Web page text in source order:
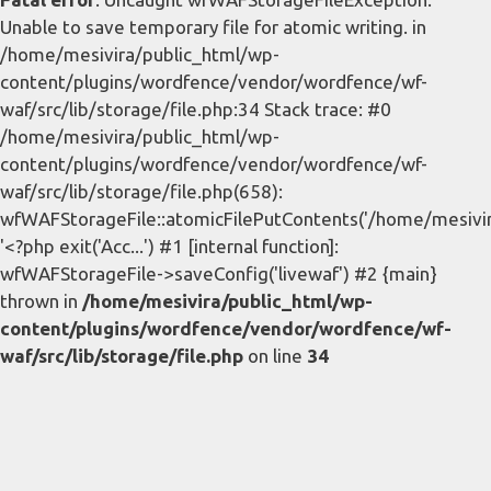
Unable to save temporary file for atomic writing. in
/home/mesivira/public_html/wp-
content/plugins/wordfence/vendor/wordfence/wf-
waf/src/lib/storage/file.php:34 Stack trace: #0
/home/mesivira/public_html/wp-
content/plugins/wordfence/vendor/wordfence/wf-
waf/src/lib/storage/file.php(658):
wfWAFStorageFile::atomicFilePutContents('/home/
'<?php exit('Acc...') #1 [internal function]:
wfWAFStorageFile->saveConfig('livewaf') #2 {main}
thrown in /home/mesivira/public_html/wp-
content/plugins/wordfence/vendor/wordfence/wf-
waf/src/lib/storage/file.php on line 34